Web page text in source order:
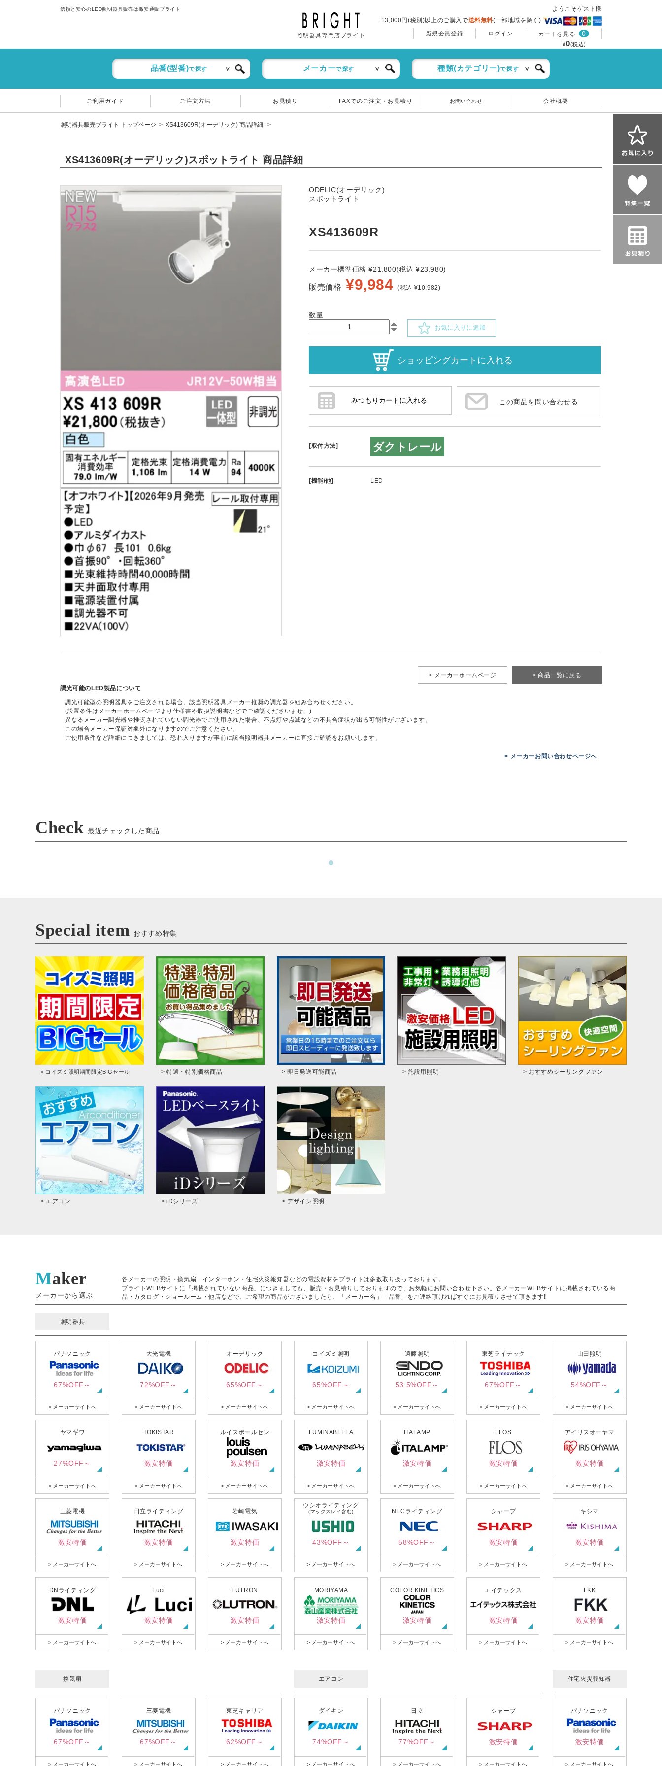
信頼と安心のLED照明器具販売は激安通販ブライト
照明器具専門店ブライト
ようこそゲスト様
13,000円(税別)以上のご購入で送料無料(一部地域を除く)
新規会員登録
ログイン カートを見る 0
¥0(税込)
品番(型番)で探す メーカーで探す 種類(カテゴリー)で探す
ご利用ガイド ご注文方法 お見積り FAXでのご注文・お見積り お問い合わせ 会社概要
照明器具販売ブライト トップページ XS413609R(オーデリック) 商品詳細
XS413609R(オーデリック)スポットライト 商品詳細
ODELIC(オーデリック)
スポットライト
XS413609R
メーカー標準価格 ¥21,800(税込 ¥23,980)
販売価格 ¥9,984 (税込 ¥10,982)
数量
お気に入りに追加
この商品を問い合わせる
[取付方法] ダクトレール
[機能/他] LED
> 商品一覧に戻る
> メーカーホームページ
調光可能のLED製品について
調光可能型の照明器具をご注文される場合、該当照明器具メーカー推奨の調光器を組み合わせください。
(設置条件はメーカーホームページより仕様書や取扱説明書などでご確認くださいませ。)
異なるメーカー調光器や推奨されていない調光器でご使用された場合、不点灯や点滅などの不具合症状が出る可能性がございます。
この場合メーカー保証対象外になりますのでご注意ください。
ご使用条件など詳細につきましては、恐れ入りますが事前に該当照明器具メーカーに直接ご確認をお願いします。
> メーカーお問い合わせページへ
Check 最近チェックした商品
Special item おすすめ特集
> コイズミ照明期間限定BIGセール > 特選・特別価格商品 > 即日発送可能商品 > 施設用照明 > おすすめシーリングファン
> エアコン > iDシリーズ > デザイン照明
Maker
メーカーから選ぶ
各メーカーの照明・換気扇・インターホン・住宅火災報知器などの電設資材をブライトは多数取り扱っております。
ブライトWEBサイトに「掲載されていない商品」につきましても、販売・お見積りしておりますので、お気軽にお問い合わせ下さい。各メーカーWEBサイトに掲載されている商
品・カタログ・ショールーム・他店などで、ご希望の商品がございましたら、「メーカー名」「品番」をご連絡頂ければすぐにお見積りさせて頂きます‼
照明器具
パナソニック
67%OFF～
> メーカーサイトへ
大光電機
72%OFF～
> メーカーサイトへ
オーデリック
65%OFF～
> メーカーサイトへ
コイズミ照明
65%OFF～
> メーカーサイトへ
遠藤照明
53.5%OFF～
> メーカーサイトへ
東芝ライテック
67%OFF～
> メーカーサイトへ
山田照明
54%OFF～
> メーカーサイトへ
ヤマギワ
27%OFF～
> メーカーサイトへ
TOKISTAR
激安特価
> メーカーサイトへ
ルイスポールセン
激安特価
> メーカーサイトへ
LUMINABELLA
激安特価
> メーカーサイトへ
ITALAMP
激安特価
> メーカーサイトへ
FLOS
激安特価
> メーカーサイトへ
アイリスオーヤマ
激安特価
> メーカーサイトへ
三菱電機
激安特価
> メーカーサイトへ
日立ライティング
激安特価
> メーカーサイトへ
岩崎電気
激安特価
> メーカーサイトへ
ウシオライティング
(マックスレイ含む)
43%OFF～
> メーカーサイトへ
NECライティング
58%OFF～
> メーカーサイトへ
シャープ
激安特価
> メーカーサイトへ
キシマ
激安特価
> メーカーサイトへ
DNライティング
激安特価
> メーカーサイトへ
Luci
激安特価
> メーカーサイトへ
LUTRON
激安特価
> メーカーサイトへ
MORIYAMA
激安特価
> メーカーサイトへ
COLOR KINETICS
激安特価
> メーカーサイトへ
エイテックス
激安特価
> メーカーサイトへ
FKK
激安特価
> メーカーサイトへ
換気扇 エアコン 住宅火災報知器
パナソニック
67%OFF～
> メーカーサイトへ
三菱電機
67%OFF～
> メーカーサイトへ
東芝キャリア
62%OFF～
> メーカーサイトへ
ダイキン
74%OFF～
> メーカーサイトへ
日立
77%OFF～
> メーカーサイトへ
シャープ
激安特価
> メーカーサイトへ
パナソニック
激安特価
> メーカーサイトへ